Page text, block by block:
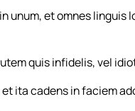
unum, et omnes
quis infidelis, vel
ita cadens in faciem